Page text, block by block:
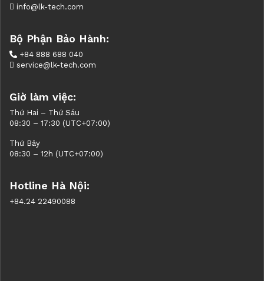
info@lk-tech.com
Bộ Phận Bảo Hành:
+84 888 688 040
service@lk-tech.com
Giờ làm việc:
Thứ Hai – Thứ Sáu
08:30 – 17:30 (UTC+07:00)
Thứ Bảy
08:30 – 12h (UTC+07:00)
Hotline Hà Nội:
+84.24 22490088